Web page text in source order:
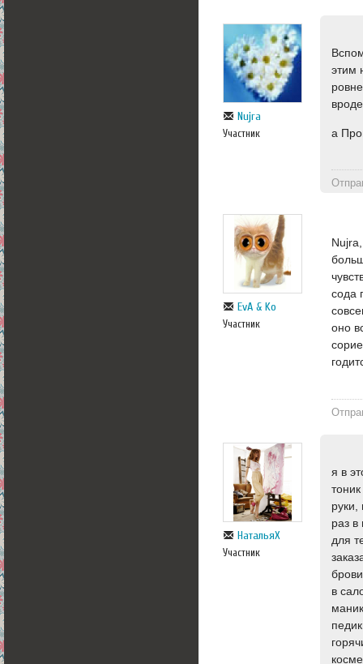
Nujra
Участник
этим
а
EvA & Ko
Участник
сода
оно
НатальяХ
Участник
я в
руки,
раз
для
в